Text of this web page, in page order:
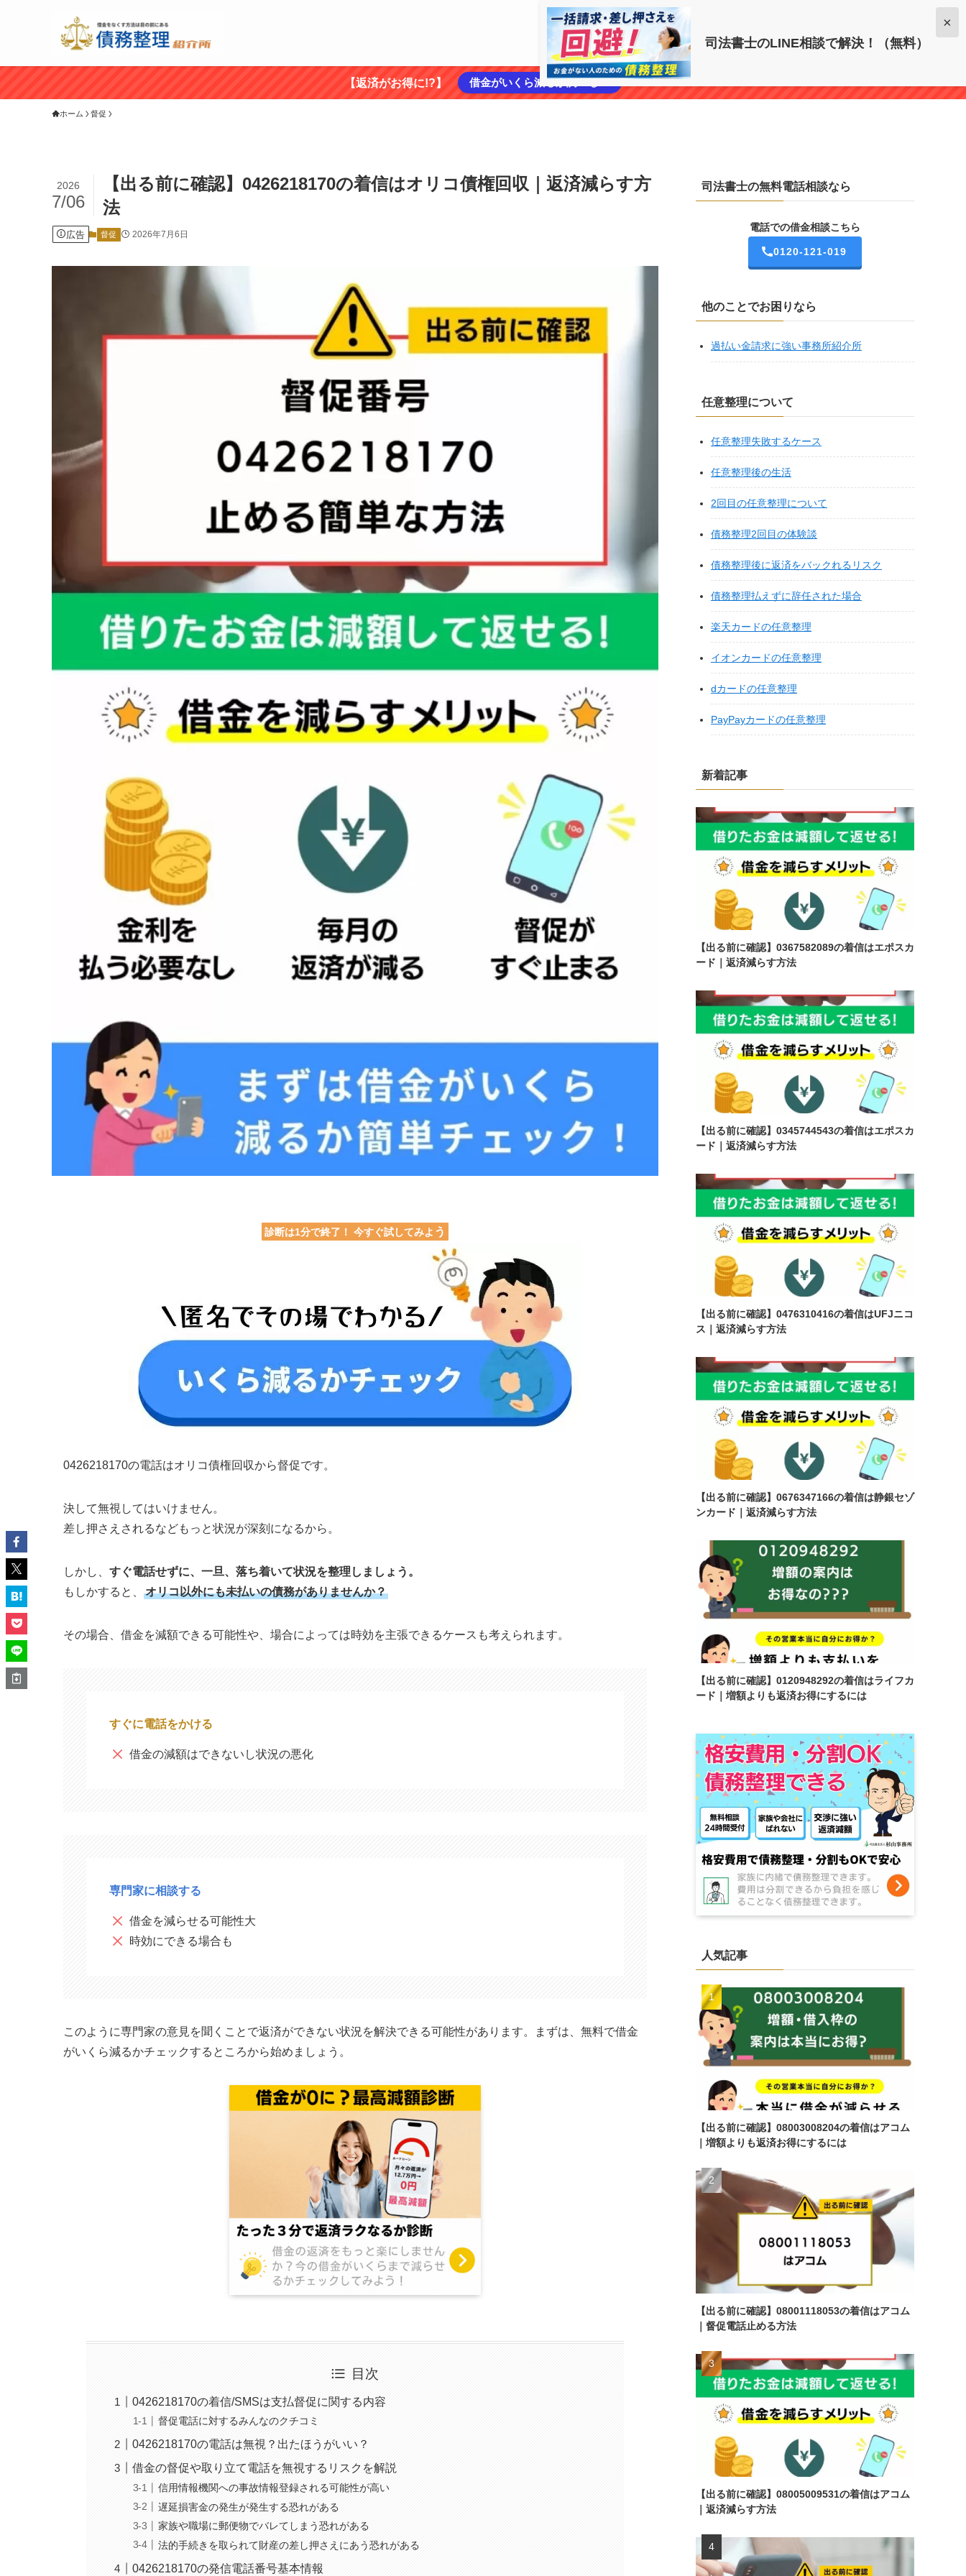
司法書士のLINE相談で解決！（無料）
×
0120-121-019
【返済がお得に!?】 借金がいくら減るか調べる ➡
ホーム 督促
【出る前に確認】0426218170の着信はオリコ債権回収｜返済減らす方
法
2026
7/06
広告 督促 2026年7月6日
診断は1分で終了！ 今すぐ試してみよ う
0426218170の電話はオリコ債権回収から督促です。
決して無視してはいけません。
差し押さえされるなどもっと状況が深刻になるから。
しかし、 すぐ電話せずに、一旦、落ち着いて状況を整理しましょう。
もしかすると、
オリコ以外にも未払いの債務がありませんか？
​その場合、借金を減額できる可能性や、場合によっては時効を主張できるケースも考えられます。
すぐに電話をかける
借金の減額はできないし状況の悪化​
専門家に相談する
借金を減らせる可能性大
時効にできる場合も
このように専門家の意見を聞くことで返済ができない状況を解決できる可能性があります。まずは、無料で借金
がいくら減るかチェックするところから始めましょう。
目次
0426218170の着信/SMSは支払督促に関する内容
督促電話に対するみんなのクチコミ
0426218170の電話は無視？出たほうがいい？
借金の督促や取り立て電話を無視するリスクを解説
信用情報機関への事故情報登録される可能性が高い
遅延損害金の発生が発生する恐れがある
家族や職場に郵便物でバレてしまう恐れがある
法的手続きを取られて財産の差し押さえにあう恐れがある
0426218170の発信電話番号基本情報
司法書士の無料電話相談なら
電話での借金相談こちら
0120-121-019
他のことでお困りなら
過払い金請求に強い事務所紹介所
任意整理について
任意整理失敗するケース
任意整理後の生活
2回目の任意整理について
債務整理2回目の体験談
債務整理後に返済をバックれるリスク
債務整理払えずに辞任された場合
楽天カードの任意整理
イオンカードの任意整理
dカードの任意整理
PayPayカードの任意整理
新着記事
【出る前に確認】0367582089の着信はエポスカ
ード｜返済減らす方法
【出る前に確認】0345744543の着信はエポスカ
ード｜返済減らす方法
【出る前に確認】0476310416の着信はUFJニコ
ス｜返済減らす方法
【出る前に確認】0676347166の着信は静銀セゾ
ンカード｜返済減らす方法
【出る前に確認】0120948292の着信はライフカ
ード｜増額よりも返済お得にするには
人気記事
【出る前に確認】08003008204の着信はアコム
｜増額よりも返済お得にするには
【出る前に確認】08001118053の着信はアコム
｜督促電話止める方法
【出る前に確認】08005009531の着信はアコム
｜返済減らす方法